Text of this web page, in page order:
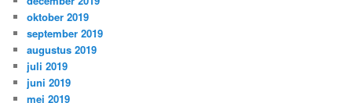
oktober 2019
september 2019
augustus 2019
juli 2019
juni 2019
mei 2019